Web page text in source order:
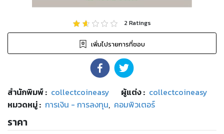
2Ratings
เพิ่มไปรายการที่ชอบ
สำนักพิมพ์: collectcoineasy ผู้แต่ง : collectcoineasy
หมวดหมู่: การเงิน - การลงทุน, คอมพิวเตอร์
ราคา